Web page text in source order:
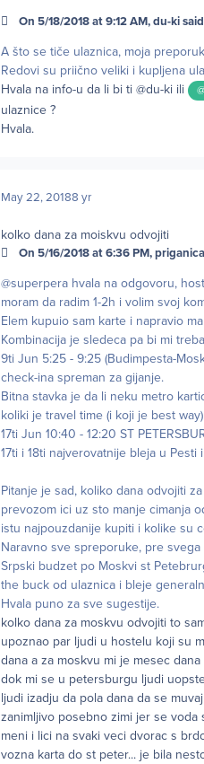
On 5/18/2018 at 9:12 AM, du-ki
A što se tiče ulaznica, moja
Redovi su priično veliki i kupljena
Hvala na info-u da li bi ti @du-ki ili
ulaznice ?
Hvala.
May 22, 20188 yr
kolko dana za moiskvu odvojiti
On 5/16/2018 at 6:36 PM,
@superpera hvala na odgovoru,
moram da radim 1-2h i volim svoj
Elem kupuio sam karte i napravio
Kombinacija je sledeca pa bi mi
9ti Jun 5:25 - 9:25 (Budimpesta-
check-ina spreman za gijanje.
Bitna stavka je da li neku metro
koliki je travel time (i koji je best
17ti Jun 10:40 - 12:20 ST
17ti i 18ti najverovatnije bleja u
Pitanje je sad, koliko dana odvojiti
prevozom ici uz sto manje cimanja
istu najpouzdanije kupiti i kolike su
Naravno sve spreporuke, pre
Srpski budzet po Moskvi st
the buck od ulaznica i bleje
Hvala puno za sve sugestije.
kolko dana za moskvu odvojiti to
upoznao par ljudi u hostelu koji su
dana a za moskvu mi je mesec
dok mi se u petersburgu ljudi
ljudi izadju da pola dana da se
zanimljivo posebno zimi jer se
meni i lici na svaki veci dvorac s
vozna karta do st peter... je bila